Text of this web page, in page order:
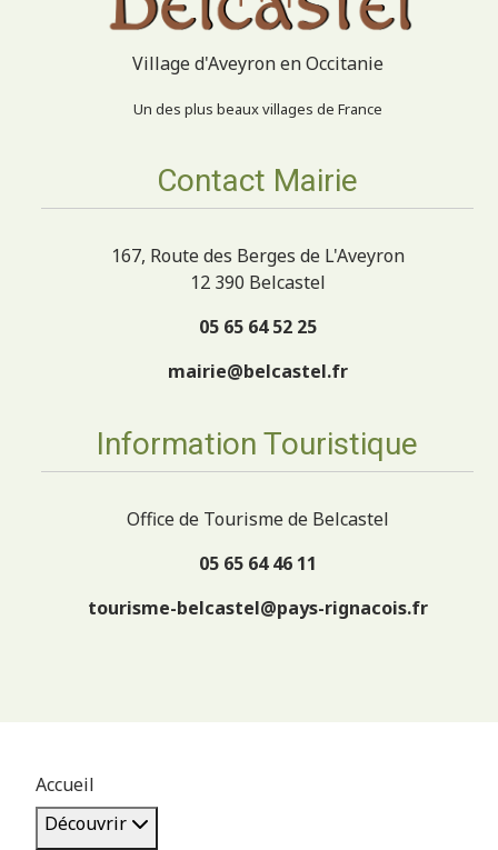
Village d'Aveyron en Occitanie
Un des plus beaux villages de France
Contact Mairie
167, Route des Berges de L'Aveyron
12 390 Belcastel
05 65 64 52 25
mairie@belcastel.fr
Information Touristique
Office de Tourisme de Belcastel
05 65 64 46 11
tourisme-belcastel@pays-rignacois.fr
Accueil
Découvrir